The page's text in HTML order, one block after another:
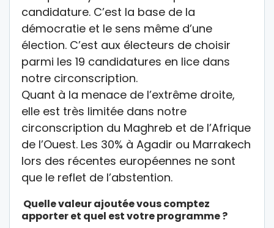
candidature. C’est la base de la
démocratie et le sens même d’une
élection. C’est aux électeurs de choisir
parmi les 19 candidatures en lice dans
notre circonscription.
Quant à la menace de l’extrême droite,
elle est très limitée dans notre
circonscription du Maghreb et de l’Afrique
de l’Ouest. Les 30% à Agadir ou Marrakech
lors des récentes européennes ne sont
que le reflet de l’abstention.
Quelle valeur ajoutée vous comptez
apporter et quel est votre programme ?